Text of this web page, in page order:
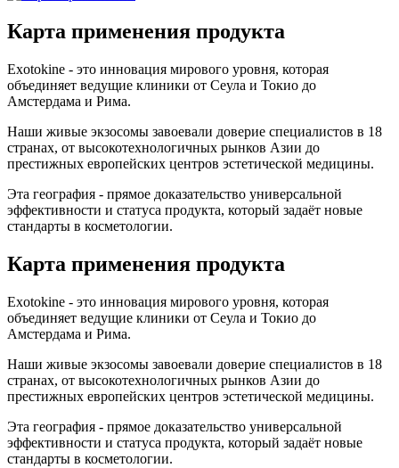
Карта применения продукта
Exotokine - это инновация мирового уровня, которая
объединяет ведущие клиники от Сеула и Токио до
Амстердама и Рима.
Наши живые экзосомы завоевали доверие специалистов в 18
странах, от высокотехнологичных рынков Азии до
престижных европейских центров эстетической медицины.
Эта география - прямое доказательство универсальной
эффективности и статуса продукта, который задаёт новые
стандарты в косметологии.
Карта применения продукта
Exotokine - это инновация мирового уровня, которая
объединяет ведущие клиники от Сеула и Токио до
Амстердама и Рима.
Наши живые экзосомы завоевали доверие специалистов в 18
странах, от высокотехнологичных рынков Азии до
престижных европейских центров эстетической медицины.
Эта география - прямое доказательство универсальной
эффективности и статуса продукта, который задаёт новые
стандарты в косметологии.